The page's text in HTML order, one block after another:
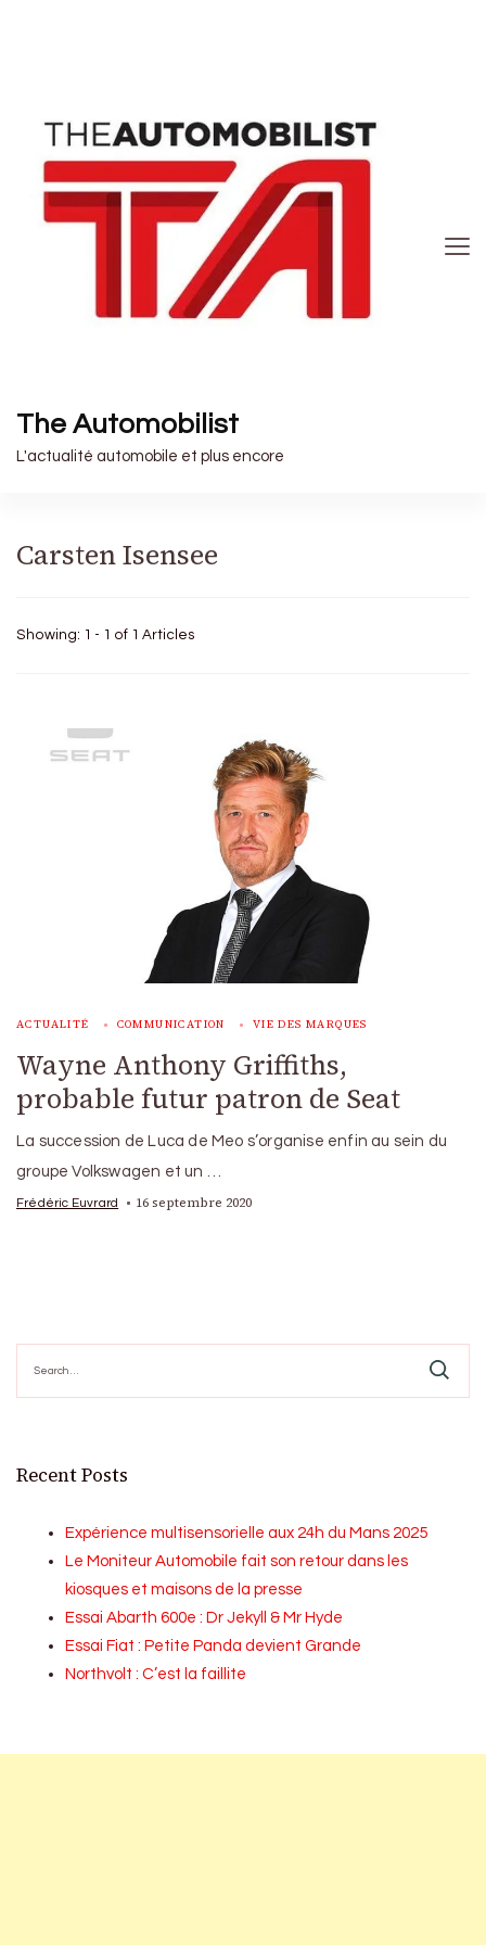
The Automobilist
L'actualité automobile et plus encore
Carsten Isensee
Showing: 1 - 1 of 1 Articles
ACTUALITÉ COMMUNICATION VIE DES MARQUES
Wayne Anthony Griffiths,
probable futur patron de Seat
La succession de Luca de Meo s’organise enfin au sein du
groupe Volkswagen et un …
Frédéric Euvrard 16 septembre 2020
for:
Recent Posts
Expérience multisensorielle aux 24h du Mans 2025
Le Moniteur Automobile fait son retour dans les
kiosques et maisons de la presse
Essai Abarth 600e : Dr Jekyll & Mr Hyde
Essai Fiat : Petite Panda devient Grande
Northvolt : C’est la faillite